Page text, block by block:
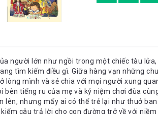
người lớn như ngồi trong một chiếc tàu
tìm kiếm điều gì. Giữa hàng vạn những
lòng mình và sẻ chia với mọi người xung
bên tiếng ru của mẹ và kỷ niệm chơi đùa
lên, nhưng mấy ai có thể trẻ lại như thuở
kiếm câu trả lời cho con đường trở về với